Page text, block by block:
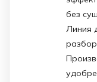
без
Линия